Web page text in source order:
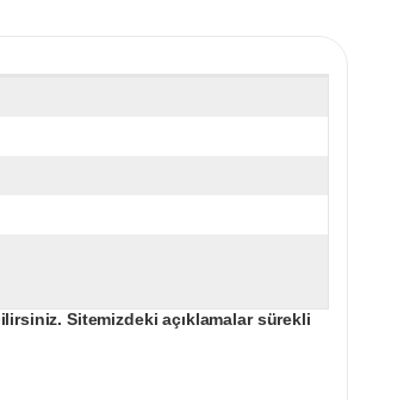
Sitemizdeki açıklamalar sürekli